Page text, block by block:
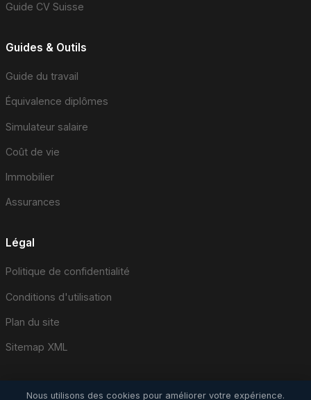
Guide CV Suisse
Guides & Outils
Guide du travail
Équivalence diplômes
Simulateur salaire
Coût de vie
Immobilier
Assurances
Légal
Politique de confidentialité
Conditions d'utilisation
Plan du site
Sitemap XML
Nous utilisons des cookies pour améliorer votre expérience.